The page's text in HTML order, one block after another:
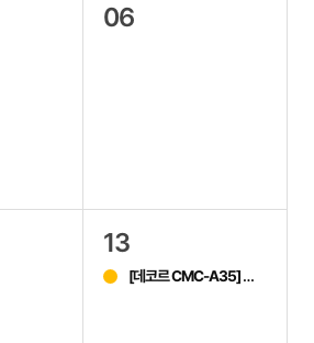
06
13
[데코르 CMC-A35] 홈쇼핑